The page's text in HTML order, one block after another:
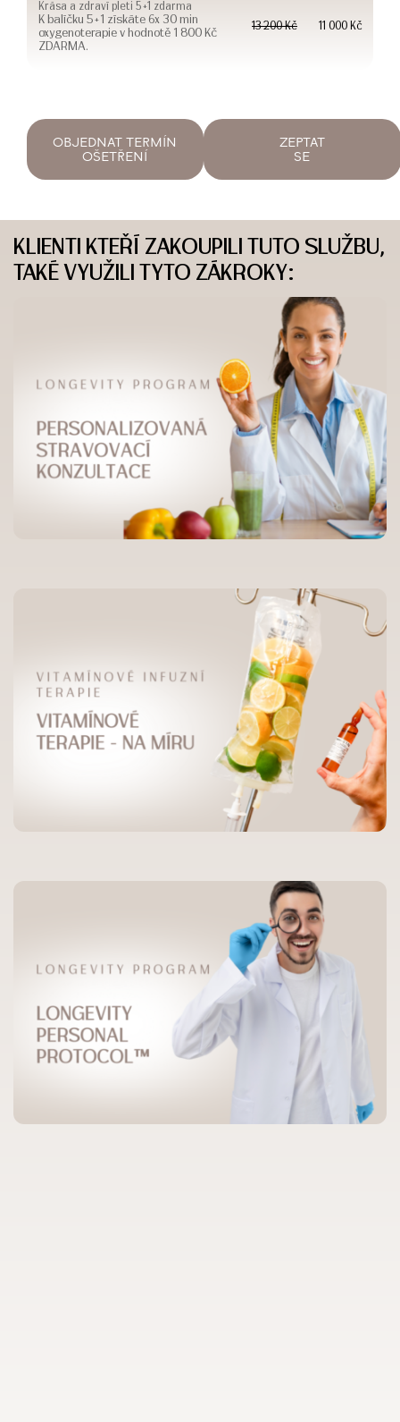
Krása a zdraví pleti 5+1 zdarma
K balíčku 5+1 získáte 6x 30 min
oxygenoterapie v hodnotě 1 800 Kč
ZDARMA.
13 200 Kč 11 000 Kč
OBJEDNAT TERMÍN
OŠETŘENÍ
ZEPTAT
SE
KLIENTI KTEŘÍ ZAKOUPILI TUTO SLUŽBU,
TAKÉ VYUŽILI TYTO ZÁKROKY: